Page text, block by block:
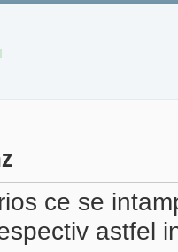
ce se
astfel